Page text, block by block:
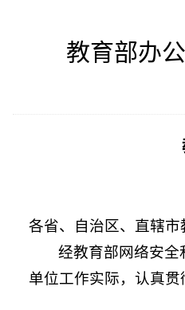
教育部办
各省、自治区、直辖市
经教育部网络安
单位工作实际，认真贯